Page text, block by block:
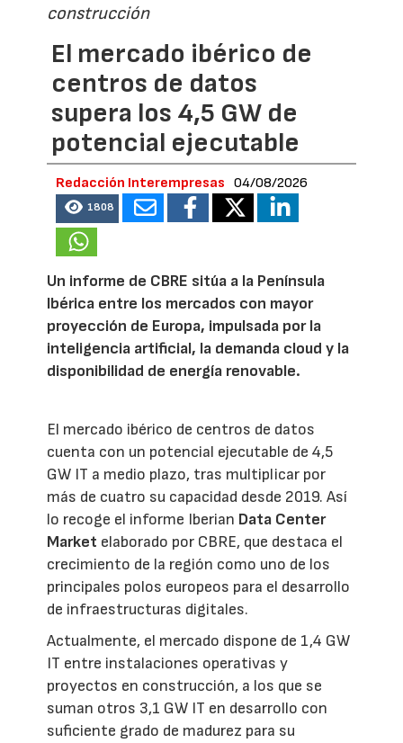
construcción
El mercado ibérico de
centros de datos
supera los 4,5 GW de
potencial ejecutable
Redacción Interempresas 04/08/2026
1808
Un informe de CBRE sitúa a la Península
Ibérica entre los mercados con mayor
proyección de Europa, impulsada por la
inteligencia artificial, la demanda cloud y la
disponibilidad de energía renovable.
El mercado ibérico de centros de datos
cuenta con un potencial ejecutable de 4,5
GW IT a medio plazo, tras multiplicar por
más de cuatro su capacidad desde 2019. Así
lo recoge el informe Iberian Data Center
Market elaborado por CBRE, que destaca el
crecimiento de la región como uno de los
principales polos europeos para el desarrollo
de infraestructuras digitales.
Actualmente, el mercado dispone de 1,4 GW
IT entre instalaciones operativas y
proyectos en construcción, a los que se
suman otros 3,1 GW IT en desarrollo con
suficiente grado de madurez para su